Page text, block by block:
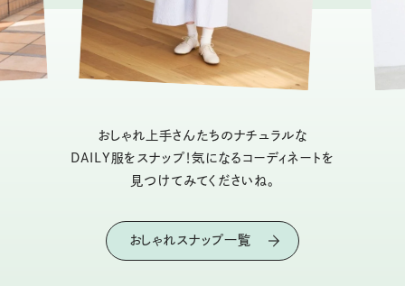
おしゃれ上手さんたちのナチュラルな
DAILY服をスナップ！気になるコーディネートを
見つけてみてくださいね。
おしゃれスナップ一覧